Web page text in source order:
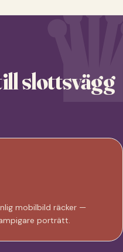
slottsvägg
mobilbild räcker —
porträtt.